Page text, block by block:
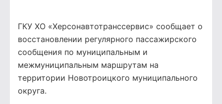
ГКУ ХО «Херсонавтотранссервис» сообщает о
восстановлении регулярного пассажирского
сообщения по муниципальным и
межмуниципальным маршрутам на
территории Новотроицкого муниципального
округа.